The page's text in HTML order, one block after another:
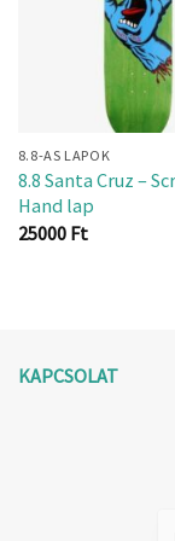
8.8-AS LAPOK
8.8 Santa Cruz –
Hand lap
25000 Ft
KAPCSOLAT